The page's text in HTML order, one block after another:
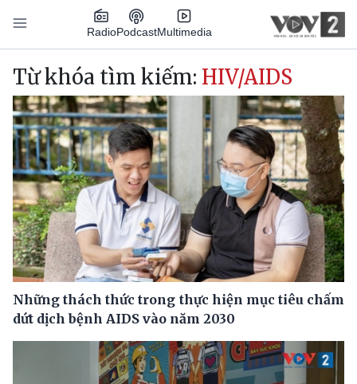
Nhảy đến nội dung
RadioPodcastMultimedia
Main navigation
Từ khóa tìm kiếm: HIV/AIDS
Những thách thức trong thực hiện mục tiêu chấm
dứt dịch bệnh AIDS vào năm 2030